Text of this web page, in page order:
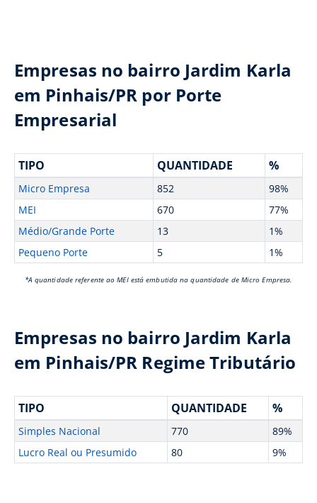
Empresas no bairro Jardim Karla
em Pinhais/PR por Porte
Empresarial
TIPO QUANTIDADE %
Micro Empresa 852
98%
MEI
670
77%
Médio/Grande Porte
13
1%
Pequeno Porte
5 1%
*A quantidade referente ao MEI está embutida na quantidade de Micro Empresa.
Empresas no bairro Jardim Karla
em Pinhais/PR Regime Tributário
TIPO QUANTIDADE %
Simples Nacional 770
89%
Lucro Real ou Presumido
80 9%